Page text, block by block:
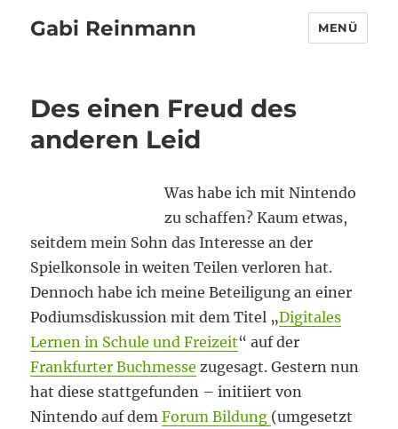
Gabi Reinmann MENÜ
Des einen Freud des
anderen Leid
Was habe ich mit Nintendo
zu schaffen? Kaum etwas,
seitdem mein Sohn das Interesse an der
Spielkonsole in weiten Teilen verloren hat.
Dennoch habe ich meine Beteiligung an einer
Podiumsdiskussion mit dem Titel „Digitales
Lernen in Schule und Freizeit“ auf der
Frankfurter Buchmesse zugesagt. Gestern nun
hat diese stattgefunden – initiiert von
Nintendo auf demForum Bildung (umgesetzt